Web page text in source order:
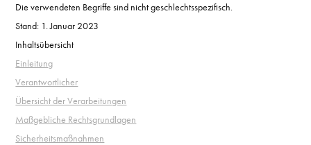
Die verwendeten Begriffe sind nicht geschlechtsspezifisch.
Stand: 1. Januar 2023
Inhaltsübersicht
Einleitung
Verantwortlicher
Übersicht der Verarbeitungen
Maßgebliche Rechtsgrundlagen
Sicherheitsmaßnahmen